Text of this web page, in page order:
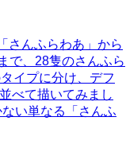
さんふらわあ」から
で、28隻のさんふら
イプに分け、デフ
べて描いてみまし
い単なる「さんふ